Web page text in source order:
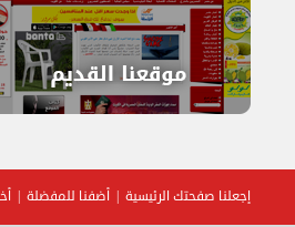
إجعلنا صفحتك الرئيسية أضفنا للمفضلة